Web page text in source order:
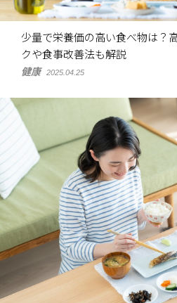
少量で栄養価の高い食べ物は？
クや食事改善法も解説
健康 2025.04.25